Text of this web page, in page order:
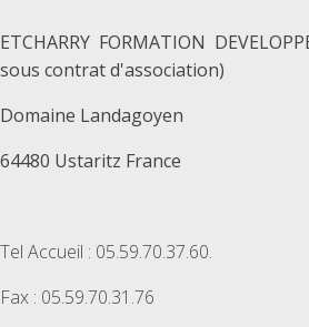
ETCHARRY FORMATION
sous contrat d'association)
Domaine Landagoyen
64480 Ustaritz France
Tel Accueil : 05.59.70.37.60.
Fax : 05.59.70.31.76